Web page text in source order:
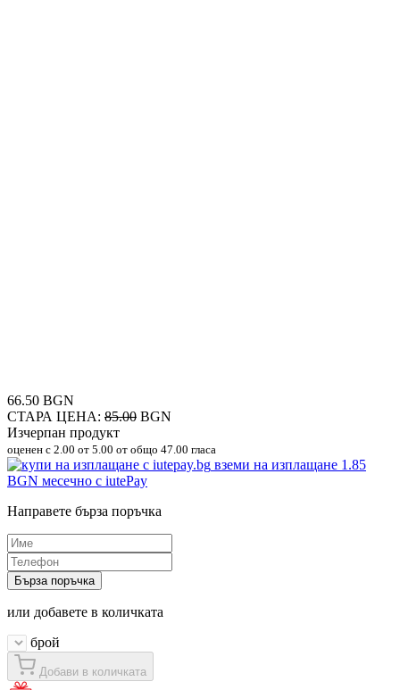
66.50 BGN
СТАРА ЦЕНА: 85.00 BGN
Изчерпан продукт
оценен с 2.00 от 5.00 от общо 47.00 гласа
вземи на изплащане 1.85
BGN месечно с iutePay
Направете бърза поръчка
Бърза поръчка
или добавете в количката
брой
Добави в количката